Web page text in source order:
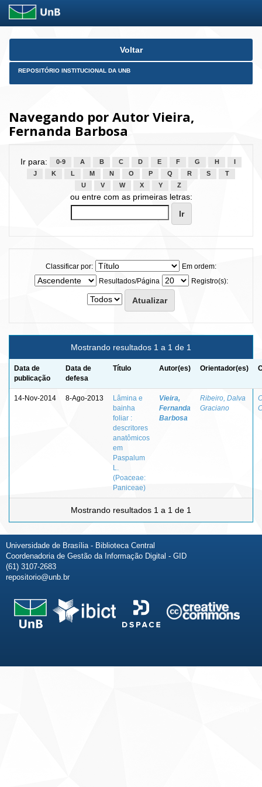
Skip
Voltar
REPOSITÓRIO INSTITUCIONAL DA UNB
Navegando por Autor Vieira,
Fernanda Barbosa
Ir para: 0-9 A B C D E F G H
J
K L M N O P Q R S
T
U
V W X Y Z
ou entre com as primeiras letras:
Classificar por:
Em ordem:
Resultados/Página
Registro(s):
Mostrando resultados 1 a 1 de 1
Data de
publicação
Data de
defesa
Título Autor(es) Orientador(es)
14-Nov-2014 8-Ago-2013
Lâmina e
bainha
foliar :
descritores
anatômicos
em
Paspalum
L.
(Poaceae:
Paniceae)
Vieira,
Fernanda
Barbosa
Ribeiro, Dalva
Graciano
Mostrando resultados 1 a 1 de 1
Universidade de Brasília - Biblioteca Central
Coordenadoria de Gestão da Informação Digital - GID
(61) 3107-2683
repositorio@unb.br